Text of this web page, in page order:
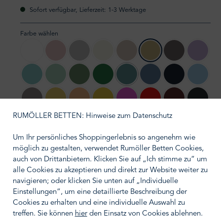
Sofort verfügbar, Lieferzeit: 1-3 Werktage
Farbe wählen
76 cashmere92 sand 07 stone grey97 lilac
69 eukalyptus12 arctic green65 urban green59 emerald54 petrol
(Diese Option ist zurzeit nicht
83 mittelblau11 night blue26 sky
Größe wählenauswählen
IN DEN WARENKORB
RUMÖLLER BETTEN: Hinweise zum Datenschutz
Um Ihr persönliches Shoppingerlebnis so angenehm wie
möglich zu gestalten, verwendet Rumöller Betten Cookies,
auch von Drittanbietern. Klicken Sie auf „Ich stimme zu“ um
alle Cookies zu akzeptieren und direkt zur Website weiter zu
navigieren; oder klicken Sie unten auf „Individuelle
Einstellungen“, um eine detaillierte Beschreibung der
Cookies zu erhalten und eine individuelle Auswahl zu
treffen. Sie können hierden Einsatz von Cookies ablehnen.